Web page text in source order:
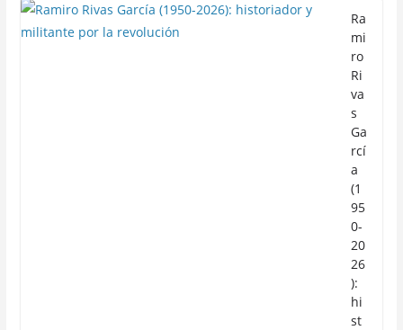
Ra
mi
ro
Ri
va
s
Ga
rcí
a
(1
95
0-
20
26
):
hi
st